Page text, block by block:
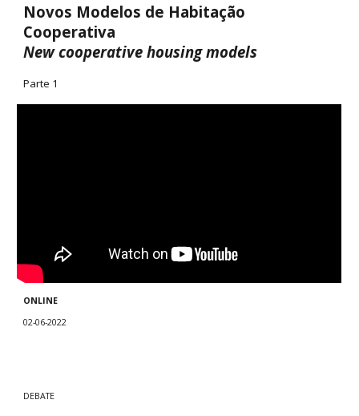
Novos Modelos de Habitação
Cooperativa
New cooperative housing models
Parte 1
ONLINE
02-06-2022
DEBATE